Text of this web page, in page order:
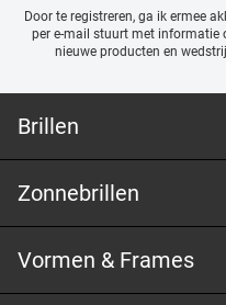
Door te registreren, ga ik ermee
per e-mail stuurt met informatie
nieuwe producten en
Brillen
Zonnebrillen
Vormen & Frames